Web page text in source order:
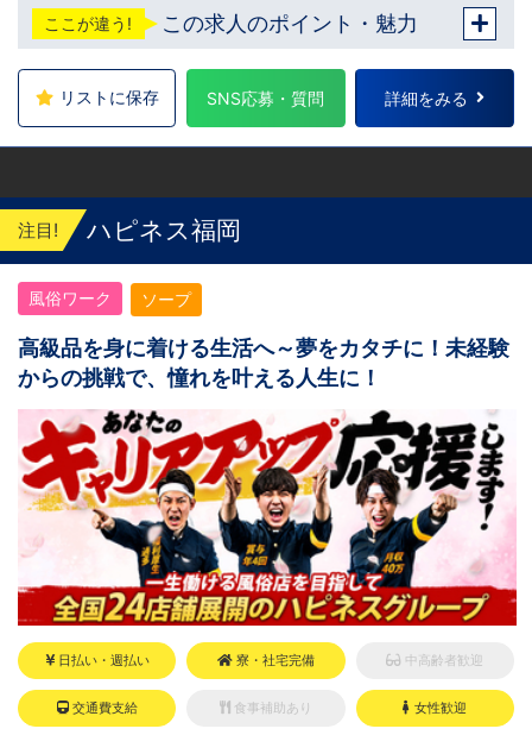
ここが違う! この求人のポイント・魅力
リストに保存 SNS応募・質問 詳細をみる
注目! ハピネス福岡
風俗ワーク ソープ
高級品を身に着ける生活へ～夢をカタチに！未経験
からの挑戦で、憧れを叶える人生に！
日払い・週払い 寮・社宅完備 中高齢者歓迎
交通費支給 食事補助あり 女性歓迎